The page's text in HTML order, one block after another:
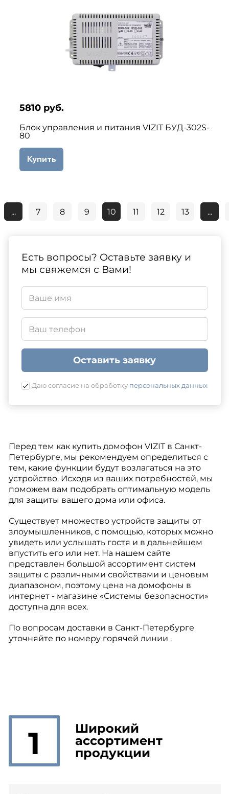
5810 руб.
Блок управления и питания VIZIT БУД-302S-
80
Купить
... 7 8 9 10 11 12 13 ...
Есть вопросы? Оставьте заявку и
мы свяжемся с Вами!
Оставить заявку
Даю согласие на обработку персональных данных
Перед тем как купить домофон VIZIT в Санкт-
Петербурге, мы рекомендуем определиться с
тем, какие функции будут возлагаться на это
устройство. Исходя из ваших потребностей, мы
поможем вам подобрать оптимальную модель
для защиты вашего дома или офиса.
Существует множество устройств защиты от
злоумышленников, с помощью, которых можно
увидеть или услышать гостя и в дальнейшем
впустить его или нет. На нашем сайте
представлен большой ассортимент систем
защиты с различными свойствами и ценовым
диапазоном, поэтому цена на домофоны в
интернет - магазине «Системы безопасности»
доступна для всех.
По вопросам доставки в Санкт-Петербурге
уточняйте по номеру горячей линии .
1
Широкий
ассортимент
продукции